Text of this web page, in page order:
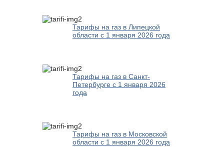
Тарифы на газ в Липецкой
области с 1 января 2026 года
Тарифы на газ в Санкт-
Петербурге с 1 января 2026
года
Тарифы на газ в Московской
области с 1 января 2026 года